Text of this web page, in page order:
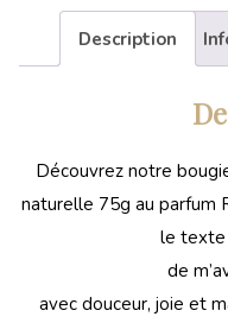
Description
Découvrez notre
naturelle 75g au parfum
le texte
de
avec douceur, joie et